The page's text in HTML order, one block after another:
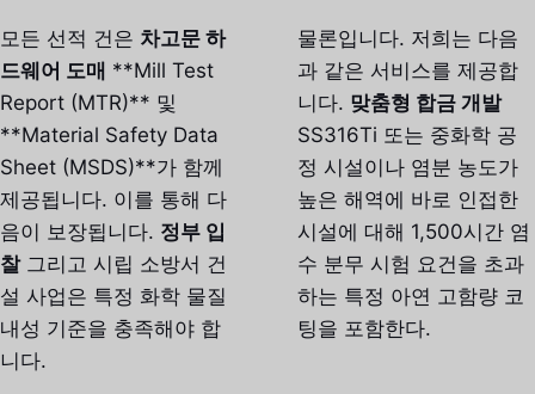
모든 선적 건은 차고문 하
드웨어 도매 **Mill Test
Report (MTR)** 및
**Material Safety Data
Sheet (MSDS)**가 함께
제공됩니다. 이를 통해 다
음이 보장됩니다. 정부 입
찰그리고 시립 소방서 건
설 사업은 특정 화학 물질
내성 기준을 충족해야 합
니다.
물론입니다. 저희는 다음
과 같은 서비스를 제공합
니다. 맞춤형 합금 개발
SS316Ti 또는 중화학 공
정 시설이나 염분 농도가
높은 해역에 바로 인접한
시설에 대해 1,500시간 염
수 분무 시험 요건을 초과
하는 특정 아연 고함량 코
팅을 포함한다.